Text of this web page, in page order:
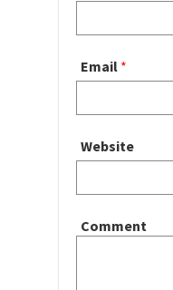
Email *
Website
Comment